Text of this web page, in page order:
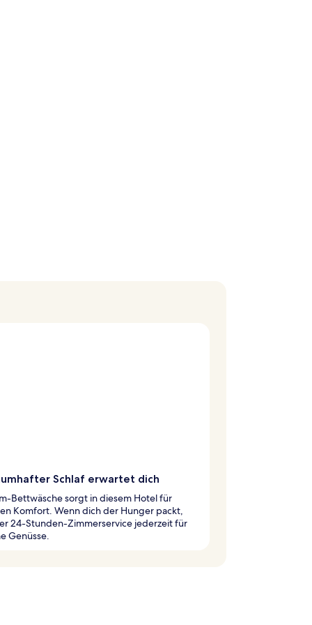
Schlaf erwartet dich
Bettwäsche sorgt in diesem Hotel für
Komfort. Wenn dich der Hunger packt,
24-Stunden-Zimmerservice jederzeit für
Genüsse.